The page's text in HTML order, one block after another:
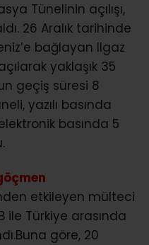
Tünelinin açılışı,
26 Aralık tarihinde
bağlayan Ilgaz
yaklaşık 35
geçiş süresi 8
yazılı basında
basında 5
etkileyen mülteci
ile Türkiye arasında
göre, 20